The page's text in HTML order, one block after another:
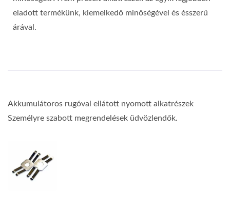
eladott termékünk, kiemelkedő minőségével és ésszerű
árával.
Akkumulátoros rugóval ellátott nyomott alkatrészek
Személyre szabott megrendelések üdvözlendők.